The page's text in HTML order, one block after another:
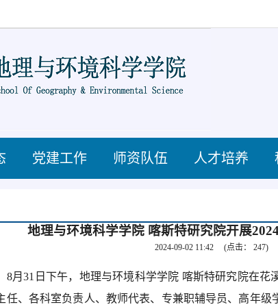
党建工作 师资队伍 人才培养
地理与环境科学学院 喀斯特研究院开展
2024-09-02 11:42 (点击： 247)
8月31日下午，地理与环境科学学院 喀斯特研究院在
任、各科室负责人、教师代表、专兼职辅导员、高年